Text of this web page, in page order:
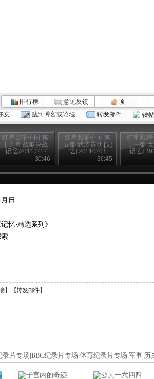
排行榜 意见反馈 顶
友 贴到博客或论坛 转发邮件 转
红星照耀中国 第
十九集 战略决战
[记忆]20110717
30:46
红星照耀中国 第
五集 武装暴动 [记
忆] 20110703
30:45
红星照耀
十一集
[记忆]
日
记忆·精选系列》
索
】【转发邮件】
录片专场 BBC纪录片专场 体育纪录片专场 军事 历